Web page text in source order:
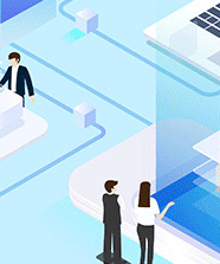
华北地区
西北地区
西南地区
华中地区